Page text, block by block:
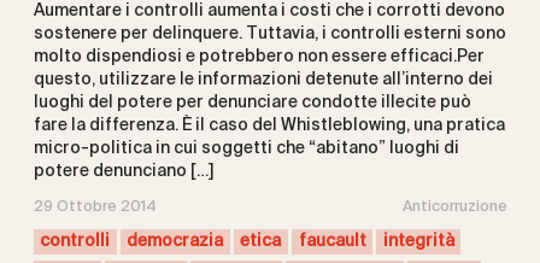
Aumentare i controlli aumenta i costi che i corrotti devono
sostenere per delinquere. Tuttavia, i controlli esterni sono
molto dispendiosi e potrebbero non essere efficaci.Per
questo, utilizzare le informazioni detenute all’interno dei
luoghi del potere per denunciare condotte illecite può
fare la differenza. È il caso del Whistleblowing, una pratica
micro-politica in cui soggetti che “abitano” luoghi di
potere denunciano […]
29 Ottobre 2014 Anticorruzione
controlli democrazia etica faucault
integrità